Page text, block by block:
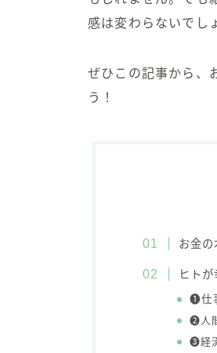
感は変わらないでし
ぜひこの記事から、
う！
お金の
ヒト
❶仕
❷人
❸経